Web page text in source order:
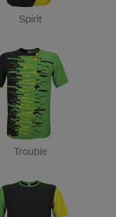
Spirit
Trouble